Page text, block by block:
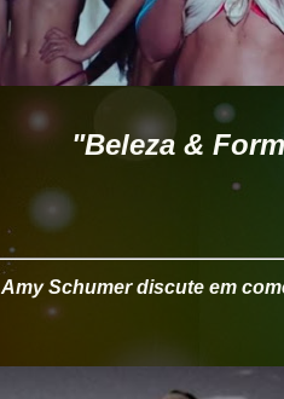
"Beleza &
Amy Schumer discute em